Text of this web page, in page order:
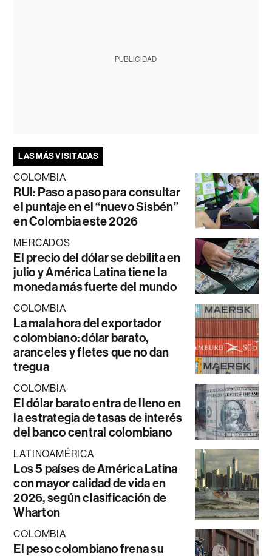
PUBLICIDAD
LAS MÁS VISITADAS
COLOMBIA
RUI: Paso a paso para consultar
el puntaje en el “nuevo Sisbén”
en Colombia este 2026
MERCADOS
El precio del dólar se debilita en
julio y América Latina tiene la
moneda más fuerte del mundo
COLOMBIA
La mala hora del exportador
colombiano: dólar barato,
aranceles y fletes que no dan
tregua
COLOMBIA
El dólar barato entra de lleno en
la estrategia de tasas de interés
del banco central colombiano
LATINOAMÉRICA
Los 5 países de América Latina
con mayor calidad de vida en
2026, según clasificación de
Wharton
COLOMBIA
El peso colombiano frena su